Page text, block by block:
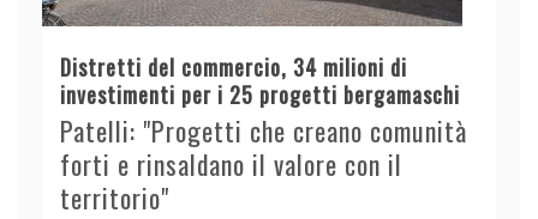
Distretti del commercio, 34 milioni di
investimenti per i 25 progetti bergamaschi
Patelli: "Progetti che creano comunità
forti e rinsaldano il valore con il
territorio"